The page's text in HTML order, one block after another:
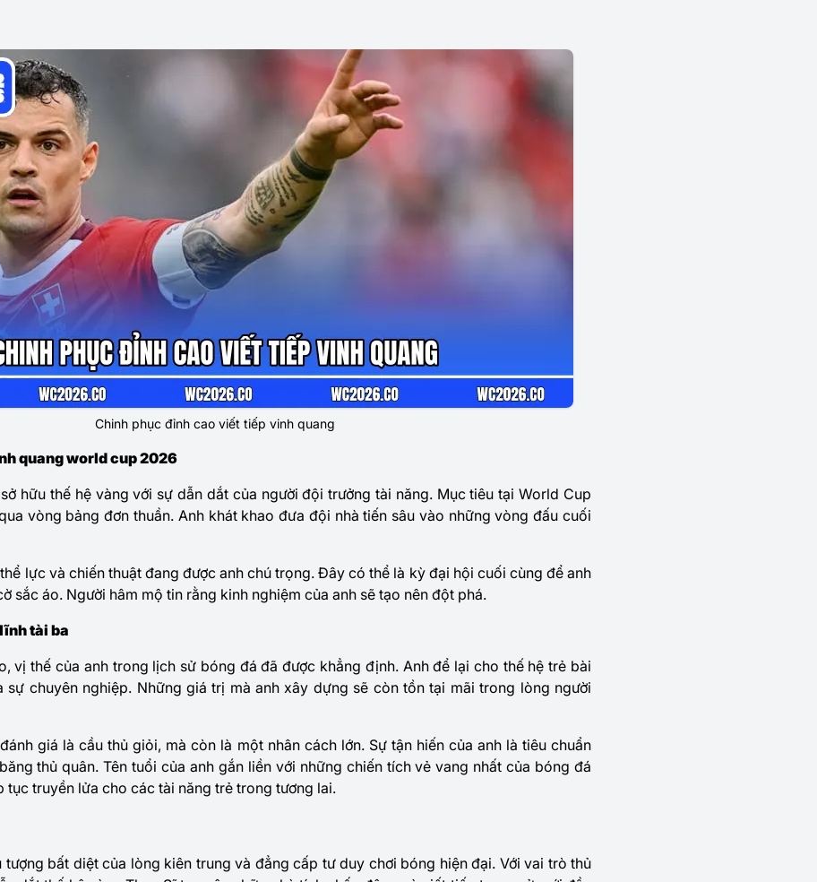
Chinh phục đỉnh cao viết tiếp vinh quang
quang world cup 2026
hữu thế hệ vàng với sự dẫn dắt của người đội trưởng tài năng. Mục tiêu tạiWorld Cup
vòng bảng đơn thuần. Anh khát khao đưa đội nhà tiến sâu vào những vòng đấu cuối
lực và chiến thuật đang được anh chú trọng. Đây có thể là kỳ đại hội cuối cùng để anh
sắc áo. Người hâm mộ tin rằng kinh nghiệm của anh sẽ tạo nên đột phá.
tài ba
vị thế của anh trong lịch sử bóng đá đã được khẳng định. Anh để lại cho thế hệ trẻ bài
sự chuyên nghiệp. Những giá trị mà anh xây dựng sẽ còn tồn tại mãi trong lòng người
giá là cầu thủ giỏi, mà còn là một nhân cách lớn. Sự tận hiến của anh là tiêu chuẩn
thủ quân. Tên tuổi của anh gắn liền với những chiến tích vẻ vang nhất của bóng đá
tục truyền lửa cho các tài năng trẻ trong tương lai.
tượng bất diệt của lòng kiên trung và đẳng cấp tư duy chơi bóng hiện đại. Với vai trò thủ